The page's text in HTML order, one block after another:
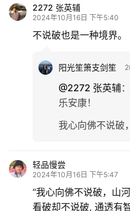
更
多
2272 张英辅
2024年10月16日 下午5:40
不说破也是一种境界。
阳光笙箫支剑笙
@2272 张英辅：
乐安康！
我心向佛不说破
轻品慢尝
2024年10月16日 下午5:47
“我心向佛不说破，山
看破却不说破, 通透有